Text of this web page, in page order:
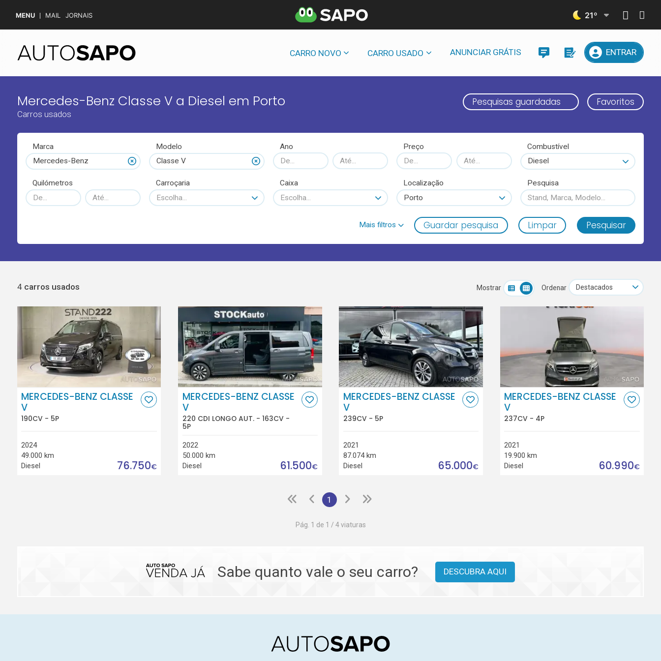
MENU MAIL JORNAIS 21º
CARRO NOVO CARRO USADO ANUNCIAR GRÁTIS ENTRAR
Mercedes-Benz Classe V a Diesel em Porto
Carros usados
Pesquisas guardadas Favoritos
Marca
Mercedes-Benz
Modelo
Classe V
Ano Preço
Combustível
Diesel
Quilómetros
Carroçaria
Escolha...
Caixa
Escolha...
Localização
Porto
Pesquisa
Guardar pesquisa Limpar Pesquisar
4 carros usados Mostrar Ordenar
MERCEDES-BENZ CLASSE
V
190CV - 5P
2024
49.000 km
Diesel
76.750€
MERCEDES-BENZ CLASSE
V
220 CDI LONGO AUT. - 163CV -
5P
2022
50.000 km
Diesel
61.500€
MERCEDES-BENZ CLASSE
V
239CV - 5P
2021
87.074 km
Diesel
65.000€
MERCEDES-BENZ CLASSE
V
237CV - 4P
2021
19.900 km
Diesel
60.990€
1
Pág. 1 de 1 / 4 viaturas
Sabe quanto vale o seu carro? DESCUBRA AQUI